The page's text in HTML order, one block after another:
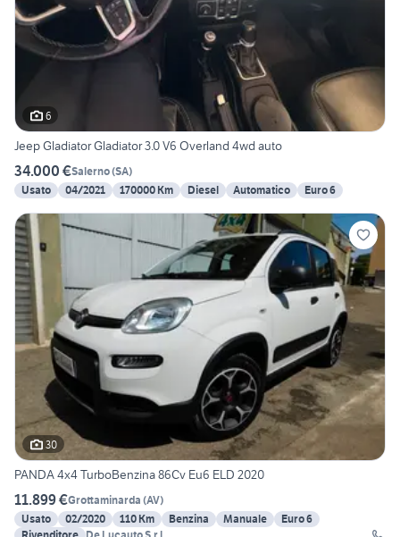
6
Jeep Gladiator Gladiator 3.0 V6 Overland 4wd auto
34.000 €Salerno(SA)
Usato
04/2021 170000 Km Diesel Automatico Euro 6
30
PANDA 4x4 TurboBenzina 86Cv Eu6 ELD 2020
11.899 €Grottaminarda (AV)
Usato
02/2020 110 Km Benzina Manuale
Euro 6